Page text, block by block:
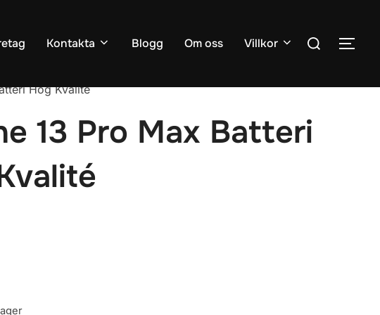
Kontakta Blogg Om oss Villkor
Sök
efter:
SLÅ
Hög Kvalité
13 Pro Max Batteri